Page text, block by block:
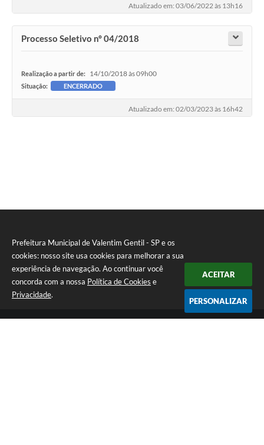
Prefeitura Municipal de Valentim Gentil - SP e os
cookies: nosso site usa cookies para melhorar a sua
experiência de navegação. Ao continuar você
concorda com a nossa Política de Cookies e
Privacidade.
ACEITAR
PERSONALIZAR
Atualizado em: 03/06/2022 às 13h16
Processo Seletivo nº 04/2018
Realização a partir de: 14/10/2018 às 09h00
Situação: ENCERRADO
Atualizado em: 02/03/2023 às 16h42